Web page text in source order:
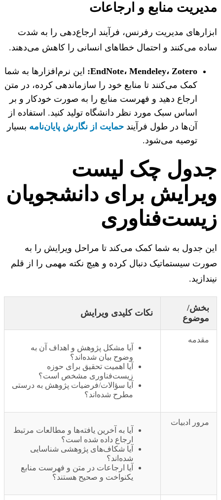
منابع و ارجاعات
مدیریت رفرنس، فرآیند ارجاع‌دهی را به شدت
می‌کنند و احتمال خطاهای انسانی را کاهش می‌دهند.
EndNote، Mendeley، Zotero: این نرم‌افزارها به شما
کمک می‌کنند تا منابع خود را سازماندهی کرده، در متن
ارجاع دهید و فهرست منابع را به صورت خودکار و بر
اساس سبک مورد نظر دانشگاه تولید کنید. استفاده از
آن‌ها در طول فرآیندحمایت از نگارش پایان‌نامهبسیار
توصیه می‌شود.
چک لیست
برای دانشجویان
جدول به شما کمک می‌کند تا مراحل ویرایش را به
سیستماتیک دنبال کرده و هیچ نکته مهمی را از قلم
بخش/
موضوع
نکات کلیدی ویرایش
مقدمه
آیا مشکل پژوهش و اهداف آن به
وضوح بیان شده‌اند؟
آیا اهمیت تحقیق برای حوزه
زیست‌فناوری مشخص است؟
آیا سؤالات/فرضیات پژوهش به درستی
مطرح شده‌اند؟
مرور ادبیات
آیا به آخرین یافته‌ها و مطالعات مرتبط
ارجاع داده شده است؟
آیا شکاف‌های پژوهشی شناسایی
شده‌اند؟
آیا ارجاعات در متن و فهرست منابع
یکنواخت و صحیح هستند؟